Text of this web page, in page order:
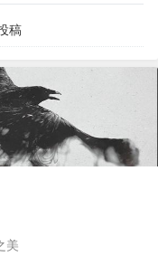
益率超过6%就要打问号，
上就要准备损失全部本金”
个人。随后形势的变
段话直截了当，既是对
稿
美